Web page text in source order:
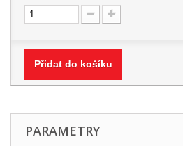
Přidat do košíku
PARAMETRY